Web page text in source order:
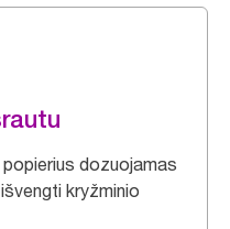
dozuojamas
kryžminio